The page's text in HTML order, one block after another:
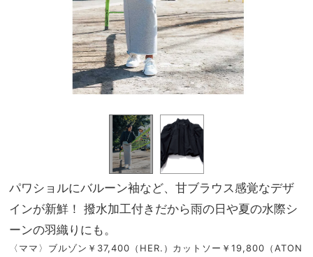
パワショルにバルーン袖など、甘ブラウス感覚なデザ
インが新鮮！ 撥水加工付きだから雨の日や夏の水際シ
ーンの羽織りにも。
〈ママ〉ブルゾン￥37,400（HER.）カットソー￥19,800（ATON